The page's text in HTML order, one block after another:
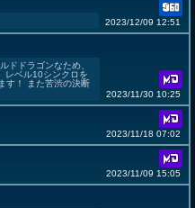
2023/12/09 12:51
ドドラゴンなため、
レベル10シンクロを
す！ また苦渋の決断
2023/11/30 10:25
2023/11/18 07:02
2023/11/09 15:05